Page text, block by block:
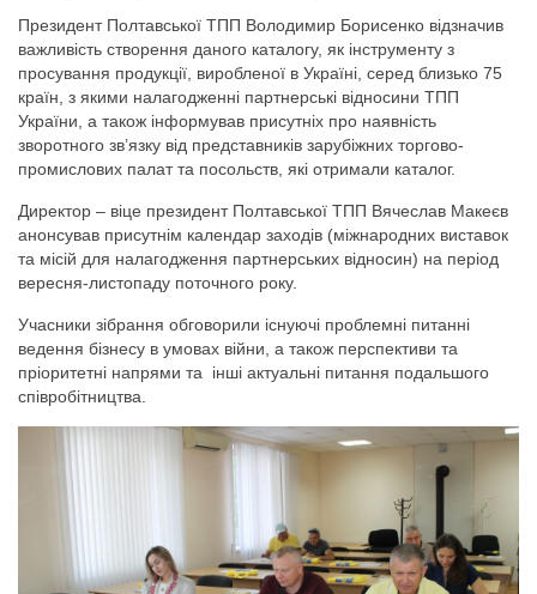
Президент Полтавської ТПП Володимир Борисенко відзначив
важливість створення даного каталогу, як інструменту з
просування продукції, виробленої в Україні, серед близько 75
країн, з якими налагодженні партнерські відносини ТПП
України, а також інформував присутніх про наявність
зворотного зв’язку від представників зарубіжних торгово-
промислових палат та посольств, які отримали каталог.
Директор – віце президент Полтавської ТПП Вячеслав Макеєв
анонсував присутнім календар заходів (міжнародних виставок
та місій для налагодження партнерських відносин) на період
вересня-листопаду поточного року.
Учасники зібрання обговорили існуючі проблемні питанні
ведення бізнесу в умовах війни, а також перспективи та
пріоритетні напрями та інші актуальні питання подальшого
співробітництва.